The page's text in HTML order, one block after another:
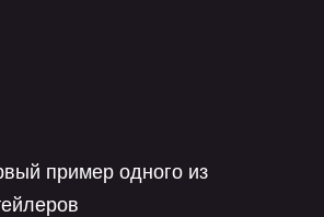
пример одного из